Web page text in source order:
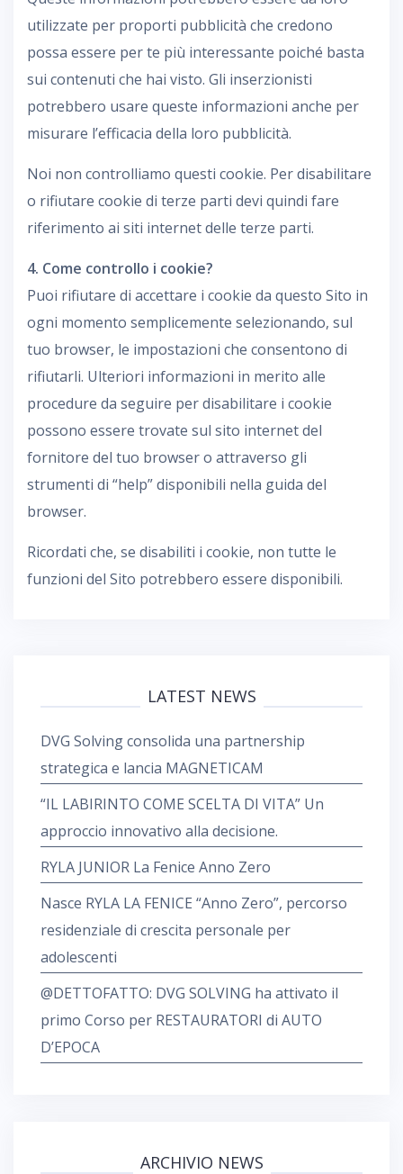
utilizzate per proporti pubblicità che credono
possa essere per te più interessante poiché basta
sui contenuti che hai visto. Gli inserzionisti
potrebbero usare queste informazioni anche per
misurare l’efficacia della loro pubblicità.
Noi non controlliamo questi cookie. Per disabilitare
o rifiutare cookie di terze parti devi quindi fare
riferimento ai siti internet delle terze parti.
4. Come controllo i cookie?
Puoi rifiutare di accettare i cookie da questo Sito in
ogni momento semplicemente selezionando, sul
tuo browser, le impostazioni che consentono di
rifiutarli. Ulteriori informazioni in merito alle
procedure da seguire per disabilitare i cookie
possono essere trovate sul sito internet del
fornitore del tuo browser o attraverso gli
strumenti di “help” disponibili nella guida del
browser.
Ricordati che, se disabiliti i cookie, non tutte le
funzioni del Sito potrebbero essere disponibili.
LATEST NEWS
DVG Solving consolida una partnership
strategica e lancia MAGNETICAM
“IL LABIRINTO COME SCELTA DI VITA” Un
approccio innovativo alla decisione.
RYLA JUNIOR La Fenice Anno Zero
Nasce RYLA LA FENICE “Anno Zero”, percorso
residenziale di crescita personale per
adolescenti
@DETTOFATTO: DVG SOLVING ha attivato il
primo Corso per RESTAURATORI di AUTO
D’EPOCA
ARCHIVIO NEWS